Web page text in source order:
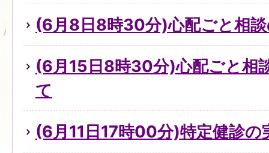
(6月8日8時30分)心配ごと相
(6月15日8時30分)心配ごと相
て
(6月11日17時00分)特定健診の